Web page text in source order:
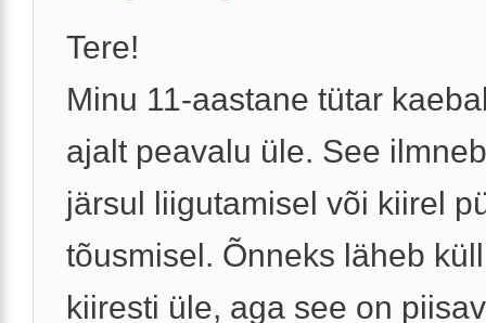
Tere!
Minu 11-aastane tütar
ajalt peavalu üle. See
järsul liigutamisel või kiirel
tõusmisel. Õnneks läheb
kiiresti üle, aga see on